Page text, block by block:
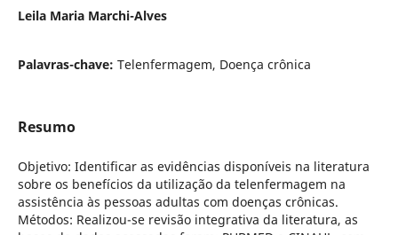
Leila Maria Marchi-Alves
Palavras-chave: Telenfermagem, Doença crônica
Resumo
Objetivo: Identificar as evidências disponíveis na literatura
sobre os benefícios da utilização da telenfermagem na
assistência às pessoas adultas com doenças crônicas.
Métodos: Realizou-se revisão integrativa da literatura, as